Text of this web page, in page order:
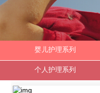
婴儿护理系列
个人护理系列